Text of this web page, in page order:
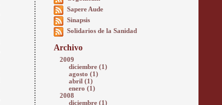
Sapere Aude
Sinapsis
Solidarios de la Sanidad
Archivo
2009
diciembre (1)
agosto (1)
abril (1)
enero (1)
2008
diciembre (1)